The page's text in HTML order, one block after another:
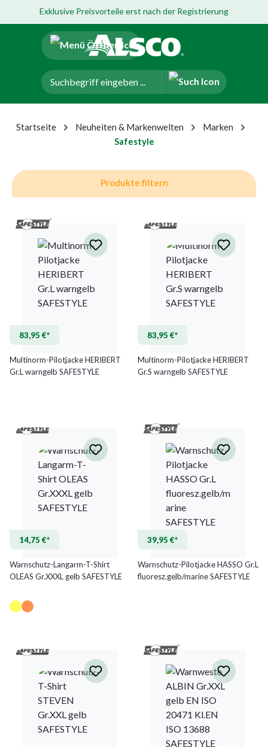
Hauptinhalt springen
Zur Navigation der B2B-Plattform springen
Exklusive Preisvorteile erst nach der Registrierung
Startseite Neuheiten & Markenwelten
Marken
Safestyle
Produkte filtern
83,95 €*
Multinorm-Pilotjacke HERIBERT
Gr.L warngelb SAFESTYLE
83,95 €*
Multinorm-Pilotjacke HERIBERT
Gr.S warngelb SAFESTYLE
14,75 €*
Warnschutz-Langarm-T-Shirt
OLEAS Gr.XXXL gelb SAFESTYLE
(Diese Option ist zurzeit nicht verfügbar.)
39,95 €*
Warnschutz-Pilotjacke HASSO Gr.L
fluoresz.gelb/marine SAFESTYLE